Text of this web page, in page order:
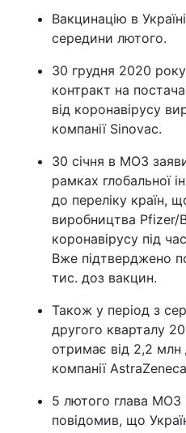
Вакцинацію в
середини лютого.
30 грудня 2020 року
контракт на
від коронавірусу
компанії Sinovac.
30 січня в МОЗ
рамках глобальної
до переліку країн,
виробництва Pfizer/
коронавірусу під
Вже підтверджено
тис. доз вакцин.
Також у період з
другого кварталу
отримає від 2,2
компанії
5 лютого глава
повідомив, що